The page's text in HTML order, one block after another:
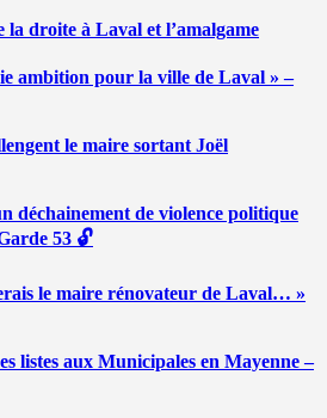
la droite à Laval et l’amalgame
ambition pour la ville de Laval » –
le maire sortant Joël
déchainement de violence politique
53 🔓
le maire rénovateur de Laval… »
listes aux Municipales en Mayenne –